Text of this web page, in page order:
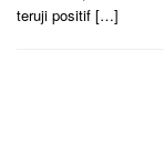
teruji positif […]